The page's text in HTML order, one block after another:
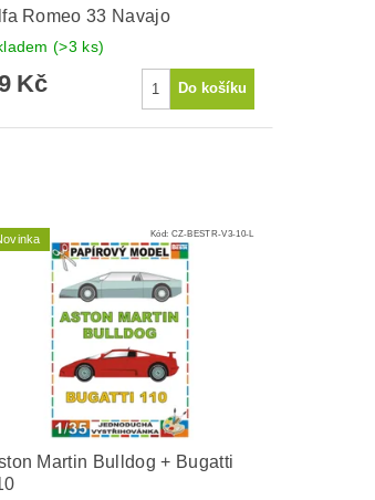
Romeo 33 Navajo
(>3 ks)
Kč
Kód: CZ-BESTR-V3-10-L
Martin Bulldog + Bugatti